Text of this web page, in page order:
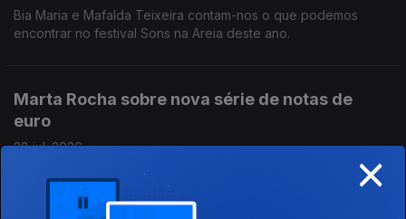
Bia Maria e Mafalda Teixeira contam-nos o que podemos
encontrar no festival Sons na Areia deste ano.
Marta Rocha sobre nova série de notas de
euro
28 jul. 2026
Bloco de notas violetas... ai, distraí-me! É sobre o design das
novas notas de euro.
×